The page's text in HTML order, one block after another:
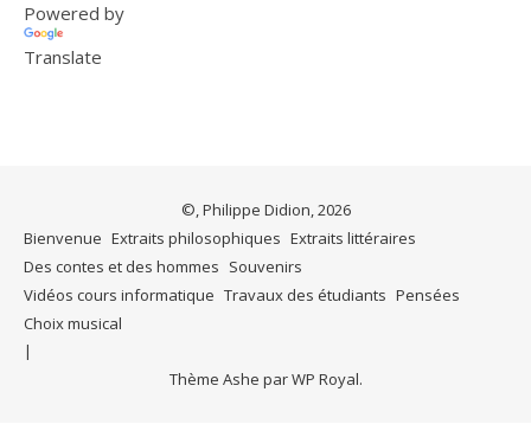
Powered by
Translate
©, Philippe Didion, 2026
Bienvenue Extraits philosophiques Extraits littéraires
Des contes et des hommes Souvenirs
Vidéos cours informatique Travaux des étudiants Pensées
Choix musical
Thème Ashe parWP Royal.